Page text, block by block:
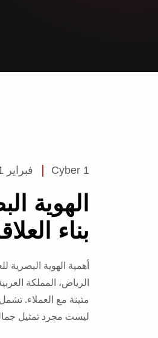
Cyber 1 فبراير 11, 2024
الهوية
بناء
أهمية الهوية البصرية
الرياض، المملكة
متينة مع العملاء.
ليست مجرد تمثيل